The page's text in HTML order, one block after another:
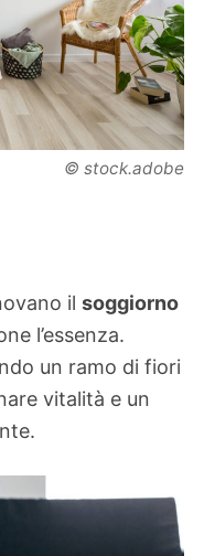
© stock.adobe
il soggiorno
l’essenza.
un ramo di fiori
vitalità e un